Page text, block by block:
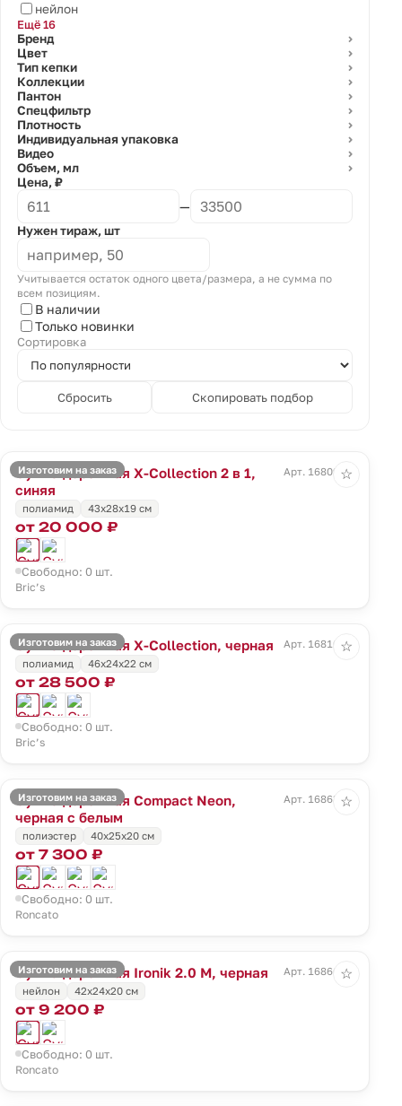
нейлон
Ещё 16
Бренд
⌄
Цвет ⌄
Тип кепки ⌄
Коллекции ⌄
Пантон ⌄
Спецфильтр ⌄
Плотность ⌄
Индивидуальная упаковка ⌄
Видео ⌄
Объем, мл ⌄
Цена, ₽
—
Нужен тираж, шт
Учитывается остаток одного цвета/размера, а не сумма по
всем позициям.
В наличии
Только новинки
Сортировка
Сбросить Скопировать подбор
Изготовим на заказ
Сумка дорожная X-Collection 2 в 1,
синяя
Арт. 16809.40
полиамид 43x28x19 см
от 20 000 ₽
Свободно: 0 шт.
Bric’s
☆
Изготовим на заказ
Сумка дорожная X-Collection, черная
Арт. 16810.30
полиамид
46x24x22 см
от 28 500 ₽
Свободно: 0 шт.
Bric’s
☆
Изготовим на заказ
Сумка дорожная Compact Neon,
черная с белым
Арт. 16863.33
полиэстер 40x25x20 см
от 7 300 ₽
Свободно: 0 шт.
Roncato
☆
Изготовим на заказ
Сумка дорожная Ironik 2.0 M, черная
Арт. 16866.30
нейлон
42x24x20 см
от 9 200 ₽
Свободно: 0 шт.
Roncato
☆